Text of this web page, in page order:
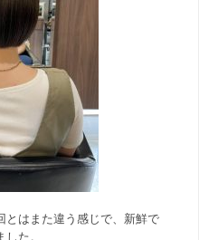
とはまた違う感じで、新鮮で
た。